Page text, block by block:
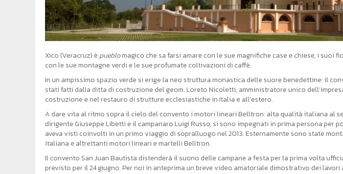
Xico (Veracruz) è pueblomagico che sa farsi amare con le sue magnifiche case e chiese, i suoi
con le sue montagne verdi e le sue profumate coltivazioni di caffè.
In un ampissimo spazio verde si erige la neo struttura monastica delle suore benedettine: il
stati fatti dalla ditta di costruzione del geom. Loreto Nicoletti, amministratore unico
costruzione e nel restauro di strutture ecclesiastiche in Italia e all’estero.
A dare vita al ritmo sopra il cielo del convento i motori lineari Belltron: alta qualità italiana al
dirigente Giuseppe Libetti e il campanaro Luigi Russo, si sono impegnati in prima persona per
aveva visti coinvolti in un primo viaggio di sopralluogo nel 2013. Esternamente sono state
italiana e altrettanti motori lineari e martelli Belltron.
Il convento San Juan Bautista distenderà il suono delle campane a festa per la prima volta
previsto per il 24 giugno. Per noi in anteprima un breve video amatoriale dimostrativo dei lavori